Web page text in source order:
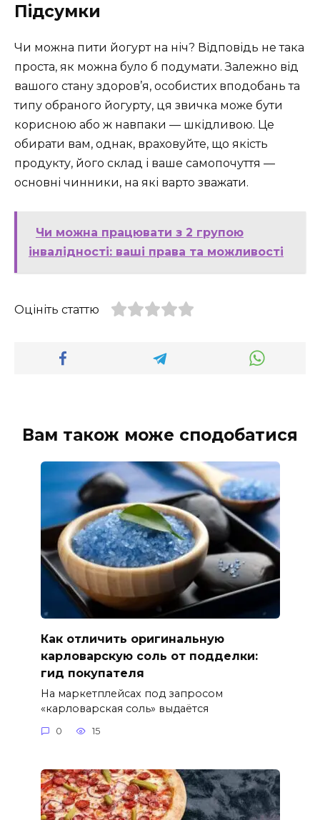
Підсумки
Чи можна пити йогурт на ніч? Відповідь не така
проста, як можна було б подумати. Залежно від
вашого стану здоров’я, особистих вподобань та
типу обраного йогурту, ця звичка може бути
корисною або ж навпаки — шкідливою. Це
обирати вам, однак, враховуйте, що якість
продукту, його склад і ваше самопочуття —
основні чинники, на які варто зважати.
Чи можна працювати з 2 групою
інвалідності: ваші права та можливості
Оцініть статтю
Вам також може сподобатися
Как отличить оригинальную
карловарскую соль от подделки:
гид покупателя
На маркетплейсах под запросом
«карловарская соль» выдаётся
0 15